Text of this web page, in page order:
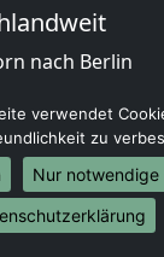
nach Berlin
nach
nach Köln
nach Frankfurt
nach Stuttgart
nach
verwendet
zu
Nur notwendige